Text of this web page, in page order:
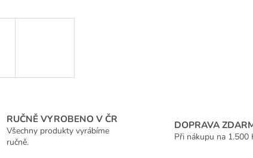
RUČNĚ VYROBENO V ČR
Všechny produkty vyrábíme
ručně.
DOPRAVA
Při nákupu na 1.500